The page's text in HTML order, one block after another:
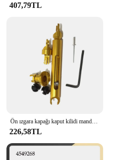
407,79TL
Ön ızgara kapağı kaput kilidi mandal motor alaşımlı bırakma rot biyel tamir kiti ford focus 2 mk2 c-max için araba aksesuarları
226,58TL